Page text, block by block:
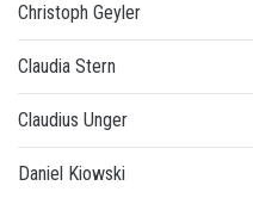
Christoph Geyler
Claudia Stern
Claudius Unger
Daniel Kiowski